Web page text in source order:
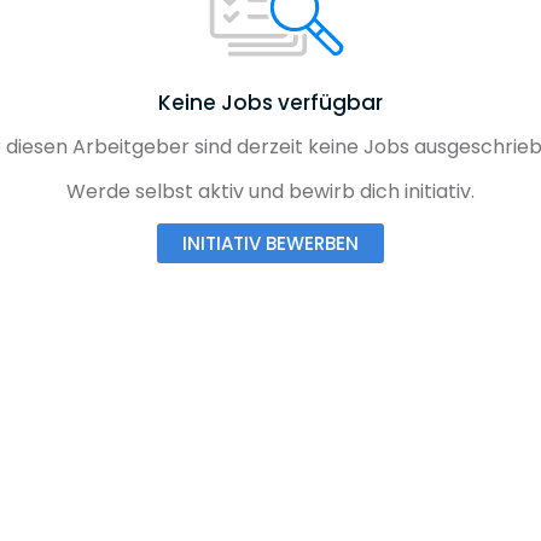
Keine Jobs verfügbar
diesen Arbeitgeber sind derzeit keine Jobs
Werde selbst aktiv und bewirb dich initiativ.
INITIATIV BEWERBEN